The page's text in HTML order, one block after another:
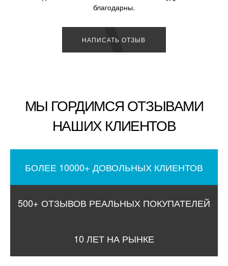
благодарны.
НАПИСАТЬ ОТЗЫВ
МЫ ГОРДИМСЯ ОТЗЫВАМИ
НАШИХ КЛИЕНТОВ
БОЛЕЕ 10000+ ДОВОЛЬНЫХ КЛИЕНТОВ
500+ ОТЗЫВОВ РЕАЛЬНЫХ ПОКУПАТЕЛЕЙ
10 ЛЕТ НА РЫНКЕ